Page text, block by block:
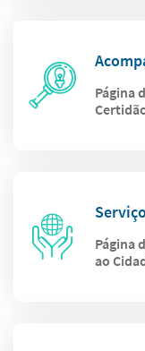
Página
Página
ao